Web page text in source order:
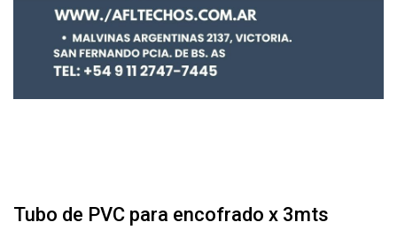
Tubo de PVC para encofrado x 3mts